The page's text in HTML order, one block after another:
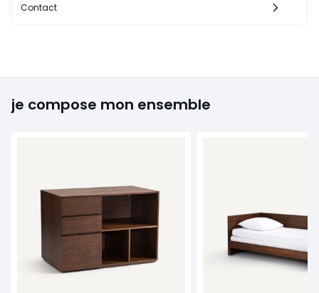
Contact
je compose mon ensemble